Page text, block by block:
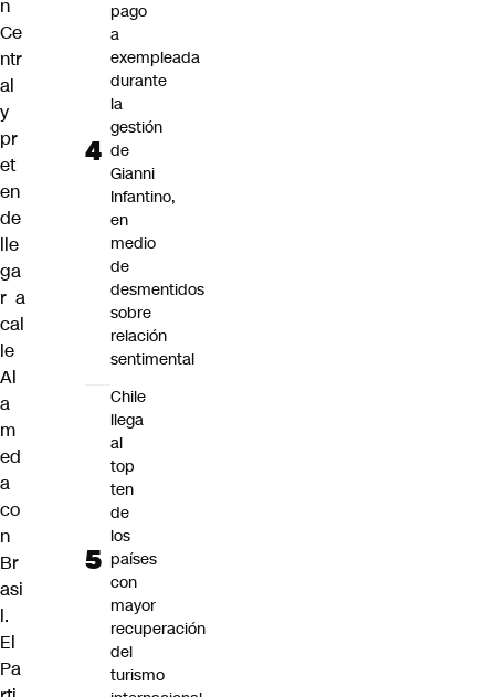
n
Ce
ntr
al
y
pr
et
en
de
lle
ga
r a
cal
le
Al
a
m
ed
a
co
n
Br
asi
l.
El
Pa
pago
a
exempleada
durante
la
gestión
de
Gianni
Infantino,
en
medio
de
desmentidos
sobre
relación
sentimental
Chile
llega
al
top
ten
de
los
países
con
mayor
recuperación
del
turismo